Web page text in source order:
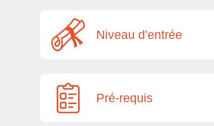
Niveau d'entrée
Pré-requis